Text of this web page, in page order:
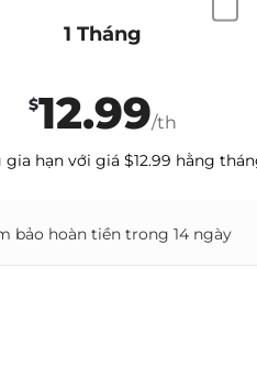
1 Tháng
$12.99/th
gia hạn với giá $12.99 hằng
bảo hoàn tiền trong 14 ngày